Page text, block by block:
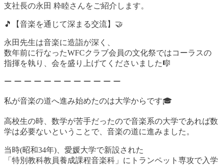
支社長の永田 粋睦さんをご紹介します。
🎵【音楽を通じて深まる交流】🤝
永田先生は音楽に造詣が深く、
数年前に行なったWFCクラブ会員の文化祭ではコーラスの
指揮を執り、会を盛り上げてくださいました🎼
ー ー ー ー ー ー ー ー ー ー ー ー
私が音楽の道へ進み始めたのは大学からです🎓
高校生の時、数学が苦手だったので音楽系の大学であれば数
学は必要ないということで、音楽の道に進みました。
当時(昭和34年)、愛媛大学で新設された
「特別教科教員養成課程音楽科」にトランペット専攻で入学